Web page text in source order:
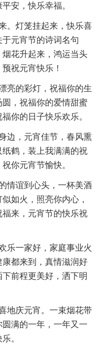
安，快乐幸福。
。灯笼挂起来，快乐喜
元宵节的诗词名句
花升起来，鸿运当头
祝元宵快乐！
亮的彩灯，祝福你的生
，祝福你的爱情甜蜜
你的日子快乐欢乐。
边，元宵佳节，春风熏
鹤，装上我满满的祝
你元宵节愉快。
情谊到心头，一杯美酒
如火，照亮你内心，
来，元宵节的快乐祝
乐一家好，家庭事业火
都来到，真情滋润好
前程更美好，洒下明
地庆元宵。一束烟花带
满的一年，一年又一
。